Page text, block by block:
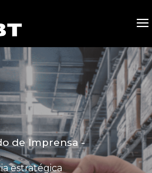
de Imprensa -
estratégica